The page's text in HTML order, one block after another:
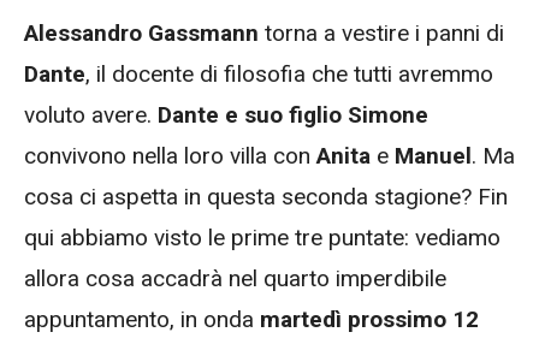
Alessandro Gassmann torna a vestire i panni di
Dante, il docente di filosofia che tutti avremmo
voluto avere. Dante e suo figlio Simone
convivono nella loro villa conAnita e Manuel. Ma
cosa ci aspetta in questa seconda stagione? Fin
qui abbiamo visto le prime tre puntate: vediamo
allora cosa accadrà nel quarto imperdibile
appuntamento, in onda martedì prossimo 12